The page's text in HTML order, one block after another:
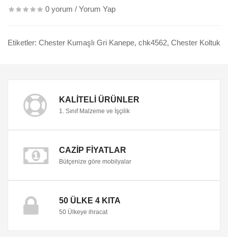
0 yorum / Yorum Yap
Etiketler: Chester Kumaşlı Gri Kanepe, chk4562, Chester Koltuk
KALITELI ÜRÜNLER
1. Sınıf Malzeme ve İşçilik
CAZIP FIYATLAR
Bütçenize göre mobilyalar
50 ÜLKE 4 KITA
50 Ülkeye ihracat